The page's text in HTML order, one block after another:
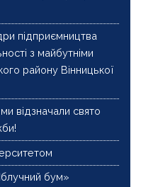
підприємництва
з майбутніми
району Вінницької
відзначали свято
бум»